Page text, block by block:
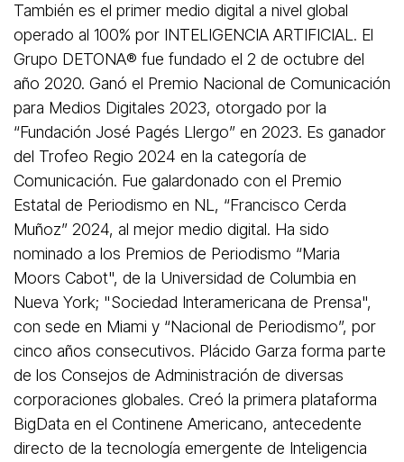
También es el primer medio digital a nivel global
operado al 100% por INTELIGENCIA ARTIFICIAL. El
Grupo DETONA®️ fue fundado el 2 de octubre del
año 2020. Ganó el Premio Nacional de Comunicación
para Medios Digitales 2023, otorgado por la
“Fundación José Pagés Llergo” en 2023. Es ganador
del Trofeo Regio 2024 en la categoría de
Comunicación. Fue galardonado con el Premio
Estatal de Periodismo en NL, “Francisco Cerda
Muñoz” 2024, al mejor medio digital. Ha sido
nominado a los Premios de Periodismo “Maria
Moors Cabot", de la Universidad de Columbia en
Nueva York; "Sociedad Interamericana de Prensa",
con sede en Miami y “Nacional de Periodismo”, por
cinco años consecutivos. Plácido Garza forma parte
de los Consejos de Administración de diversas
corporaciones globales. Creó la primera plataforma
BigData en el Continene Americano, antecedente
directo de la tecnología emergente de Inteligencia